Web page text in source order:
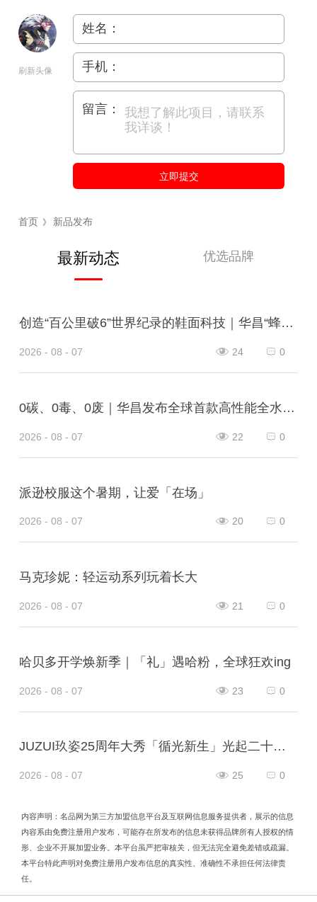
刷新头像
姓名：
手机：
留言：
立即提交
首页 》 新品发布
最新动态 优选品牌
创造“百公里破6”世界纪录的鞋面科技｜华昌“蜂鸟翼网纱”定义极致轻量
2026 - 08 - 07 0
24
0碳、0毒、0废｜华昌发布全球首款高性能全水性鞋革“三零生态皮”
2026 - 08 - 07 0
22
派逊校服这个暑期，让爱「在场」
2026 - 08 - 07 0
20
马克珍妮：轻运动系列玩着长大
2026 - 08 - 07 0
21
哈贝多开学焕新季｜「礼」遇哈粉，全球狂欢ing
2026 - 08 - 07 0
23
JUZUI玖姿25周年大秀「循光新生」光起二十五载，共启新生优雅
2026 - 08 - 07 0
25
内容声明：名品网为第三方加盟信息平台及互联网信息服务提供者，展示的信息
内容系由免费注册用户发布，可能存在所发布的信息未获得品牌所有人授权的情
形、企业不开展加盟业务。本平台虽严把审核关，但无法完全避免差错或疏漏。
本平台特此声明对免费注册用户发布信息的真实性、准确性不承担任何法律责
任。